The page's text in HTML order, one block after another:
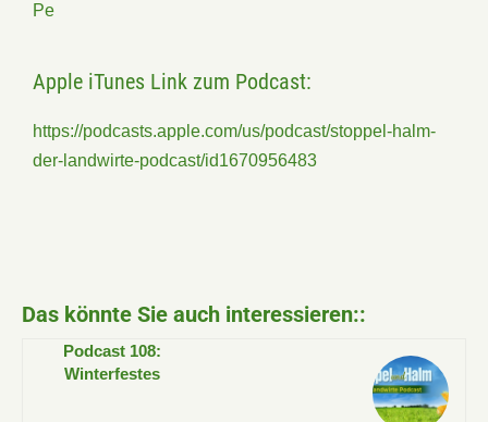
Pe
Apple iTunes Link zum Podcast:
https://podcasts.apple.com/us/podcast/stoppel-halm-
der-landwirte-podcast/id1670956483
Das könnte Sie auch interessieren::
Podcast 108:
Winterfestes